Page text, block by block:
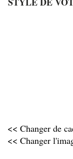
<< Changer de
<< Changer